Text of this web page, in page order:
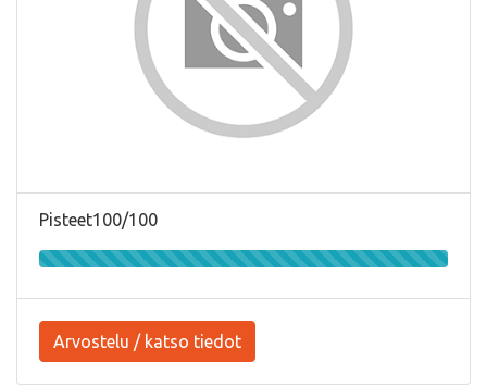
Pisteet100/100
Arvostelu / katso tiedot